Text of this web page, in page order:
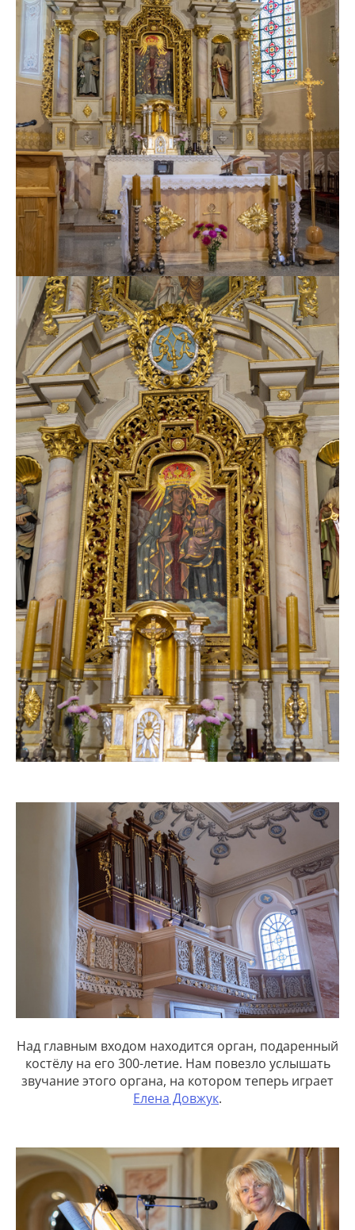
Над главным входом находится орган, подаренный
костёлу на его 300-летие. Нам повезло услышать
звучание этого органа, на котором теперь играет
Елена Довжук.